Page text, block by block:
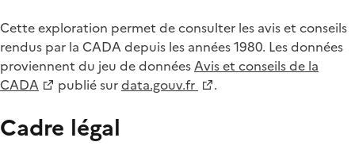
Cette exploration permet de consulter les avis et conseils
rendus par la CADA depuis les années 1980. Les données
proviennent du jeu de donnéesAvis et conseils de la
CADA
publié surdata.gouv.fr .
Cadre légal